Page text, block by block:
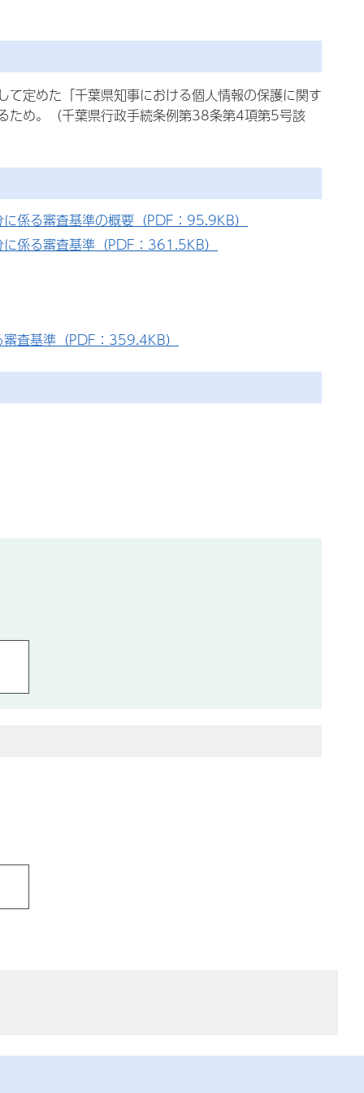
定めた「千葉県知事における個人情報の保護に関す
ため。（千葉県行政手続条例第38条第4項第5号該
係る審査基準の概要（PDF：95.9KB）
係る審査基準（PDF：361.5KB）
査基準（PDF：359.4KB）